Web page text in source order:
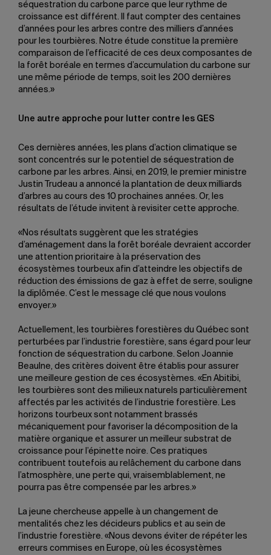
séquestration du carbone parce que leur rythme de
croissance est différent. Il faut compter des centaines
d’années pour les arbres contre des milliers d’années
pour les tourbières. Notre étude constitue la première
comparaison de l’efficacité de ces deux composantes de
la forêt boréale en termes d’accumulation du carbone sur
une même période de temps, soit les 200 dernières
années.»
Une autre approche pour lutter contre les GES
Ces dernières années, les plans d’action climatique se
sont concentrés sur le potentiel de séquestration de
carbone par les arbres. Ainsi, en 2019, le premier ministre
Justin Trudeau a annoncé la plantation de deux milliards
d’arbres au cours des 10 prochaines années. Or, les
résultats de l’étude invitent à revisiter cette approche.
«Nos résultats suggèrent que les stratégies
d’aménagement dans la forêt boréale devraient accorder
une attention prioritaire à la préservation des
écosystèmes tourbeux afin d’atteindre les objectifs de
réduction des émissions de gaz à effet de serre, souligne
la diplômée. C’est le message clé que nous voulons
envoyer.»
Actuellement, les tourbières forestières du Québec sont
perturbées par l’industrie forestière, sans égard pour leur
fonction de séquestration du carbone. Selon Joannie
Beaulne, des critères doivent être établis pour assurer
une meilleure gestion de ces écosystèmes. «En Abitibi,
les tourbières sont des milieux naturels particulièrement
affectés par les activités de l’industrie forestière. Les
horizons tourbeux sont notamment brassés
mécaniquement pour favoriser la décomposition de la
matière organique et assurer un meilleur substrat de
croissance pour l’épinette noire. Ces pratiques
contribuent toutefois au relâchement du carbone dans
l’atmosphère, une perte qui, vraisemblablement, ne
pourra pas être compensée par les arbres.»
La jeune chercheuse appelle à un changement de
mentalités chez les décideurs publics et au sein de
l’industrie forestière. «Nous devons éviter de répéter les
erreurs commises en Europe, où les écosystèmes